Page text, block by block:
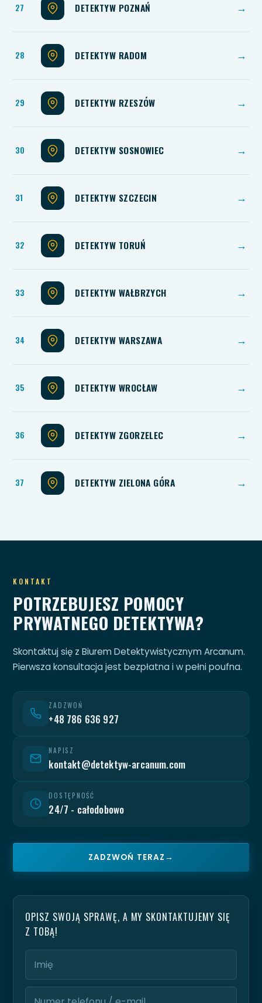
DETEKTYW POZNAŃ →
DETEKTYW RADOM →
DETEKTYW RZESZÓW →
DETEKTYW SOSNOWIEC →
DETEKTYW SZCZECIN →
DETEKTYW TORUŃ →
DETEKTYW WAŁBRZYCH →
DETEKTYW WARSZAWA →
DETEKTYW WROCŁAW →
DETEKTYW ZGORZELEC →
DETEKTYW ZIELONA GÓRA →
KONTAKT
POTRZEBUJESZ POMOCY
PRYWATNEGO DETEKTYWA?
Skontaktuj się z Biurem Detektywistycznym Arcanum.
Pierwsza konsultacja jest bezpłatna i w pełni poufna.
ZADZWOŃ
+48 786 636 927
NAPISZ
kontakt@detektyw-arcanum.com
DOSTĘPNOŚĆ
24/7 - całodobowo
ZADZWOŃ TERAZ →
OPISZ SWOJĄ SPRAWĘ, A MY SKONTAKTUJEMY SIĘ
Z TOBĄ!